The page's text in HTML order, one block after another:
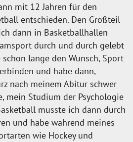
mit 12 Jahren für den
entschieden. Den Großteil
dann in Basketballhallen
durch und durch gelebt
lange den Wunsch, Sport
und habe dann,
nach meinem Abitur schwer
mein Studium der Psychologie
musste ich dann durch
und habe während meines
wie Hockey und